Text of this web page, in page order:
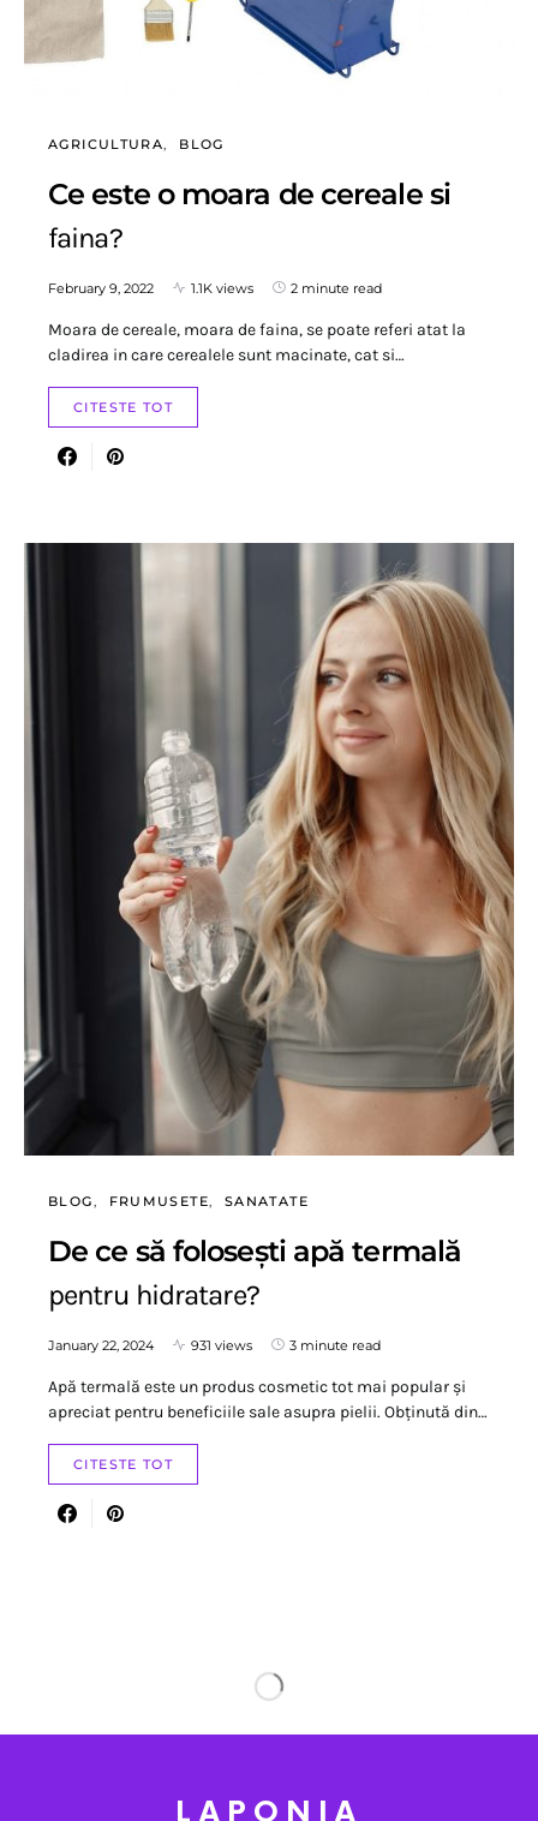
AGRICULTURA BLOG
Ce este o moara de cereale si
faina?
February 9, 2022 1.1K views 2 minute read
Moara de cereale, moara de faina, se poate referi atat la
cladirea in care cerealele sunt macinate, cat si…
CITESTE TOT
BLOG FRUMUSETE SANATATE
De ce să folosești apă termală
pentru hidratare?
January 22, 2024 931 views 3 minute read
Apă termală este un produs cosmetic tot mai popular și
apreciat pentru beneficiile sale asupra pielii. Obținută din…
CITESTE TOT
LAPONIA